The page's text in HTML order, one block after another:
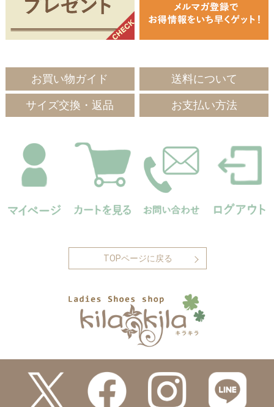
お買い物ガイド 送料について
サイズ交換・返品 お支払い方法
TOPページに戻る